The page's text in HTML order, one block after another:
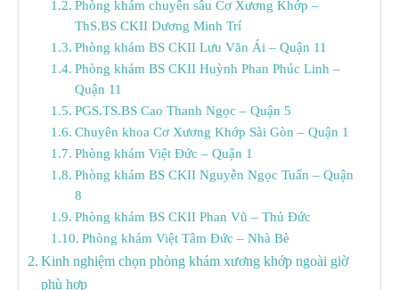
Phòng khám chuyên sâu Cơ Xương Khớp –
ThS.BS CKII Dương Minh Trí
Phòng khám BS CKII Lưu Văn Ái – Quận 11
Phòng khám BS CKII Huỳnh Phan Phúc Linh –
Quận 11
PGS.TS.BS Cao Thanh Ngọc – Quận 5
Chuyên khoa Cơ Xương Khớp Sài Gòn – Quận 1
Phòng khám Việt Đức – Quận 1
Phòng khám BS CKII Nguyễn Ngọc Tuấn – Quận
8
Phòng khám BS CKII Phan Vũ – Thủ Đức
Phòng khám Việt Tâm Đức – Nhà Bè
Kinh nghiệm chọn phòng khám xương khớp ngoài giờ
phù hợp